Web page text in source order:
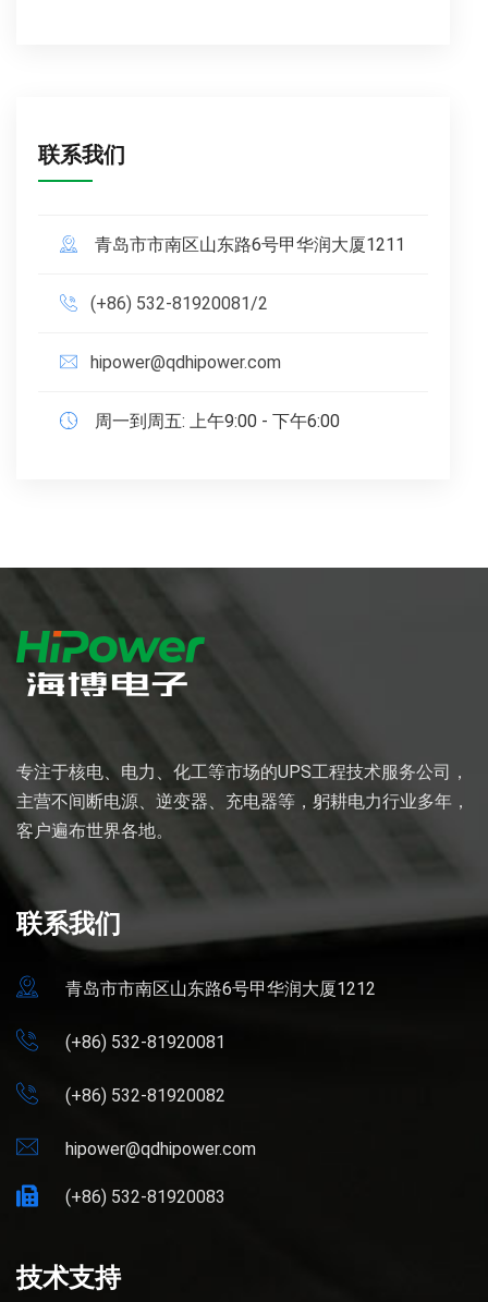
联系我们
青岛市市南区山东路6号甲华润大厦1211
(+86) 532-81920081/2
hipower@qdhipower.com
周一到周五: 上午9:00 - 下午6:00
专注于核电、电力、化工等市场的UPS工程技术服务公司，
主营不间断电源、逆变器、充电器等，躬耕电力行业多年，
客户遍布世界各地。
联系我们
青岛市市南区山东路6号甲华润大厦1212
(+86) 532-81920081
(+86) 532-81920082
hipower@qdhipower.com
(+86) 532-81920083
技术支持